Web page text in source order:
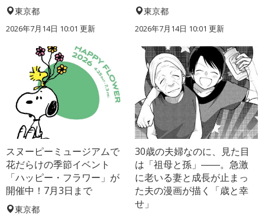
東京都
2026年7月14日 10:01 更新
東京都
2026年7月14日 10:01 更新
スヌーピーミュージアムで
花だらけの季節イベント
「ハッピー・フラワー」が
開催中！7月3日まで
東京都
30歳の夫婦なのに、見た目
は「祖母と孫」――。急激
に老いる妻と成長が止まっ
た夫の漫画が描く「歳と幸
せ」